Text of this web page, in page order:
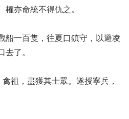
權亦命統不得仇之。
船一百隻，往夏口鎮守，以避凌
去了。
禽祖，盡獲其士眾。遂授寧兵，